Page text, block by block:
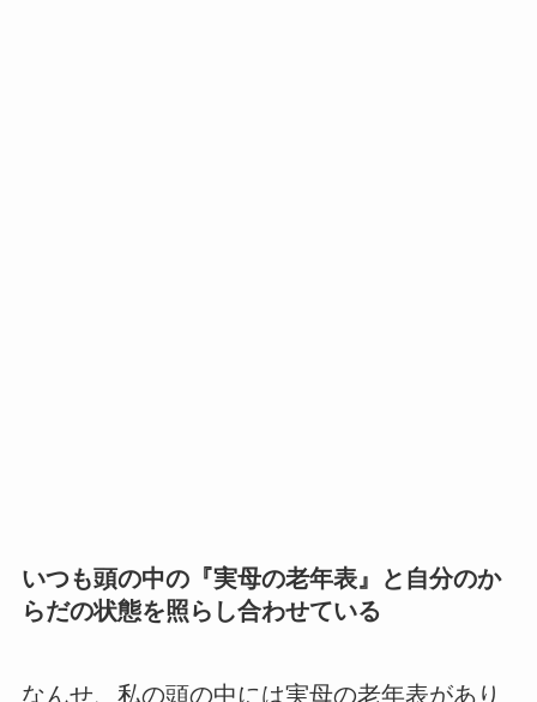
いつも頭の中の『実母の老年表』と自分のか
らだの状態を照らし合わせている
なんせ、私の頭の中には実母の老年表があり